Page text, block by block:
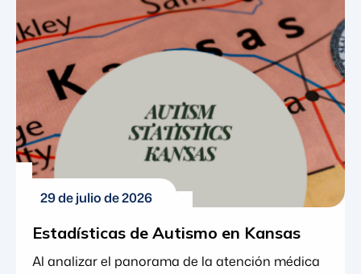
clínico a medida que la organización se
expande. Greg se unió a Blue Gems ABA en
2023 como […]
29 de julio de 2026
Estadísticas de Autismo en Kansas
Al analizar el panorama de la atención médica